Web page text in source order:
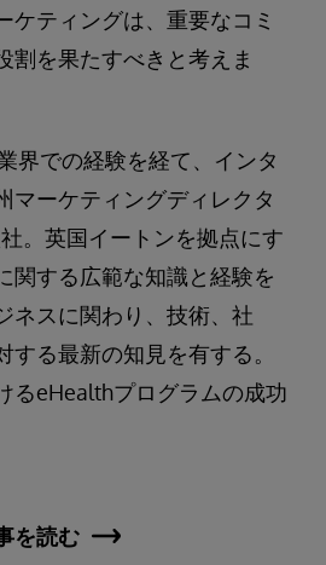
ケティングは、重要なコミ
割を果たすべきと考えま
界での経験を経て、インタ
マーケティングディレクタ
。英国イートンを拠点にす
関する広範な知識と経験を
ネスに関わり、技術、社
る最新の知見を有する。
るeHealthプログラムの成功
を読む